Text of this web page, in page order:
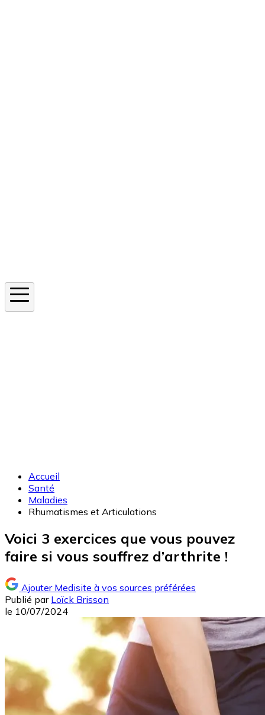
Accueil
Santé
Maladies
Rhumatismes et Articulations
Voici 3 exercices que vous pouvez
faire si vous souffrez d’arthrite !
Ajouter Medisite à vos sources préférées
Publié par Loïck Brisson
le 10/07/2024